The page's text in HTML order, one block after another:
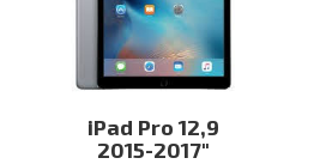
iPad Pro 12,9
2015-2017″